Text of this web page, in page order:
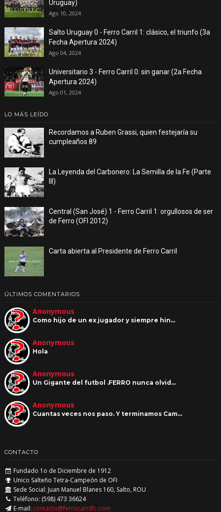
Uruguay)
Ago 10, 2024
Salto Uruguay 0 - Ferro Carril 1: clásico, el triunfo (3a
Fecha Apertura 2024)
Ago 04, 2024
Universitario 3 - Ferro Carril 0: sin ganar (2a Fecha
Apertura 2024)
Ago 01, 2024
LO MÁS LEÍDO
Recordamos a Ruben Grassi, quien festejaría su
cumpleaños 89
La Leyenda del Carbonero: La Semilla de la Fe (Parte
III)
Central (San José) 1 - Ferro Carril 1: orgullosos de ser
de Ferro (OFI 2012)
Carta abierta al Presidente de Ferro Carril
ÚLTIMOS COMENTARIOS
Anonymous
Como hijo de un ex jugador y siempre hin…
Anonymous
Hola
Anonymous
Un Gigante del futbol .FERRO nunca olvid…
Anonymous
Cuantas veces nos paso. Y terminamos Cam…
CONTACTO
Fundado 1o de Diciembre de 1912
Unico Salteño Tetra-Campeón de OFI
Sede Social: Juan Manuel Blanes 160, Salto, ROU
Teléfono: (598) 473 36624
E-mail: contacto@ferrocarrilfc.com